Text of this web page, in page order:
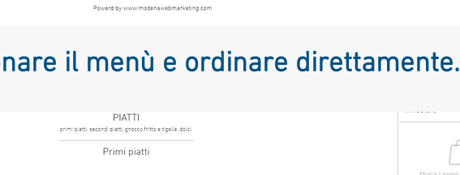
il menù e ordinare direttamente.